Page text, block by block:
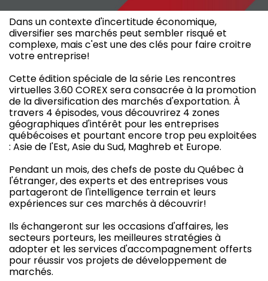
Dans un contexte d'incertitude économique,
diversifier ses marchés peut sembler risqué et
complexe, mais c'est une des clés pour faire croitre
votre entreprise!
Cette édition spéciale de la série Les rencontres
virtuelles 3.60 COREX sera consacrée à la promotion
de la diversification des marchés d'exportation. À
travers 4 épisodes, vous découvrirez 4 zones
géographiques d'intérêt pour les entreprises
québécoises et pourtant encore trop peu exploitées
: Asie de l'Est, Asie du Sud, Maghreb et Europe.
Pendant un mois, des chefs de poste du Québec à
l'étranger, des experts et des entreprises vous
partageront de l'intelligence terrain et leurs
expériences sur ces marchés à découvrir!
Ils échangeront sur les occasions d'affaires, les
secteurs porteurs, les meilleures stratégies à
adopter et les services d'accompagnement offerts
pour réussir vos projets de développement de
marchés.